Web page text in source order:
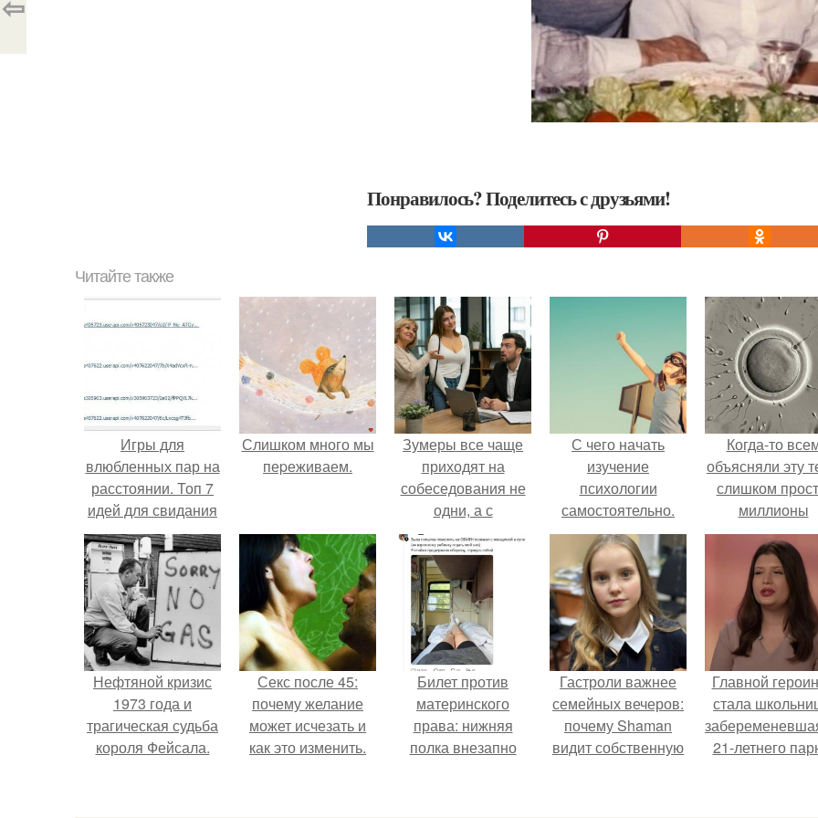
Понравилось? Поделитесь с друзьями!
Читайте также
Игры для
влюбленных пар на
расстоянии. Топ 7
идей для свидания
на расстоянии
Слишком много мы
пеpеживаем.
Зумеры все чаще
приходят на
собеседования не
одни, а с
родителями,
жалуются эйчары.
С чего начать
изучение
психологии
самостоятельно.
«Психология
человека» от
4BRAIN
Когда-то
объясняли эту
слишком
миллионы
бегут к цели,
побеждает
быстрый.
Нефтяной кризис
1973 года и
трагическая судьба
короля Фейсала.
Секс после 45:
почему желание
может исчезать и
как это изменить.
Билет против
материнского
права: нижняя
полка внезапно
Гастроли важнее
семейных вечеров:
почему Shaman
видит собственную
вживую.
Главной
стала
21-летнего